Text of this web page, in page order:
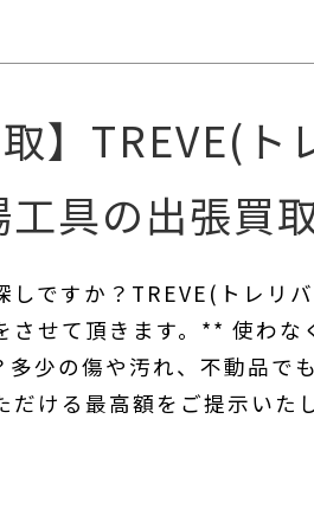
取】TREVE(
具の出張買
しですか？TREVE(トレリ
させて頂きます。** 使わ
多少の傷や汚れ、不動品で
ける最高額をご提示いた